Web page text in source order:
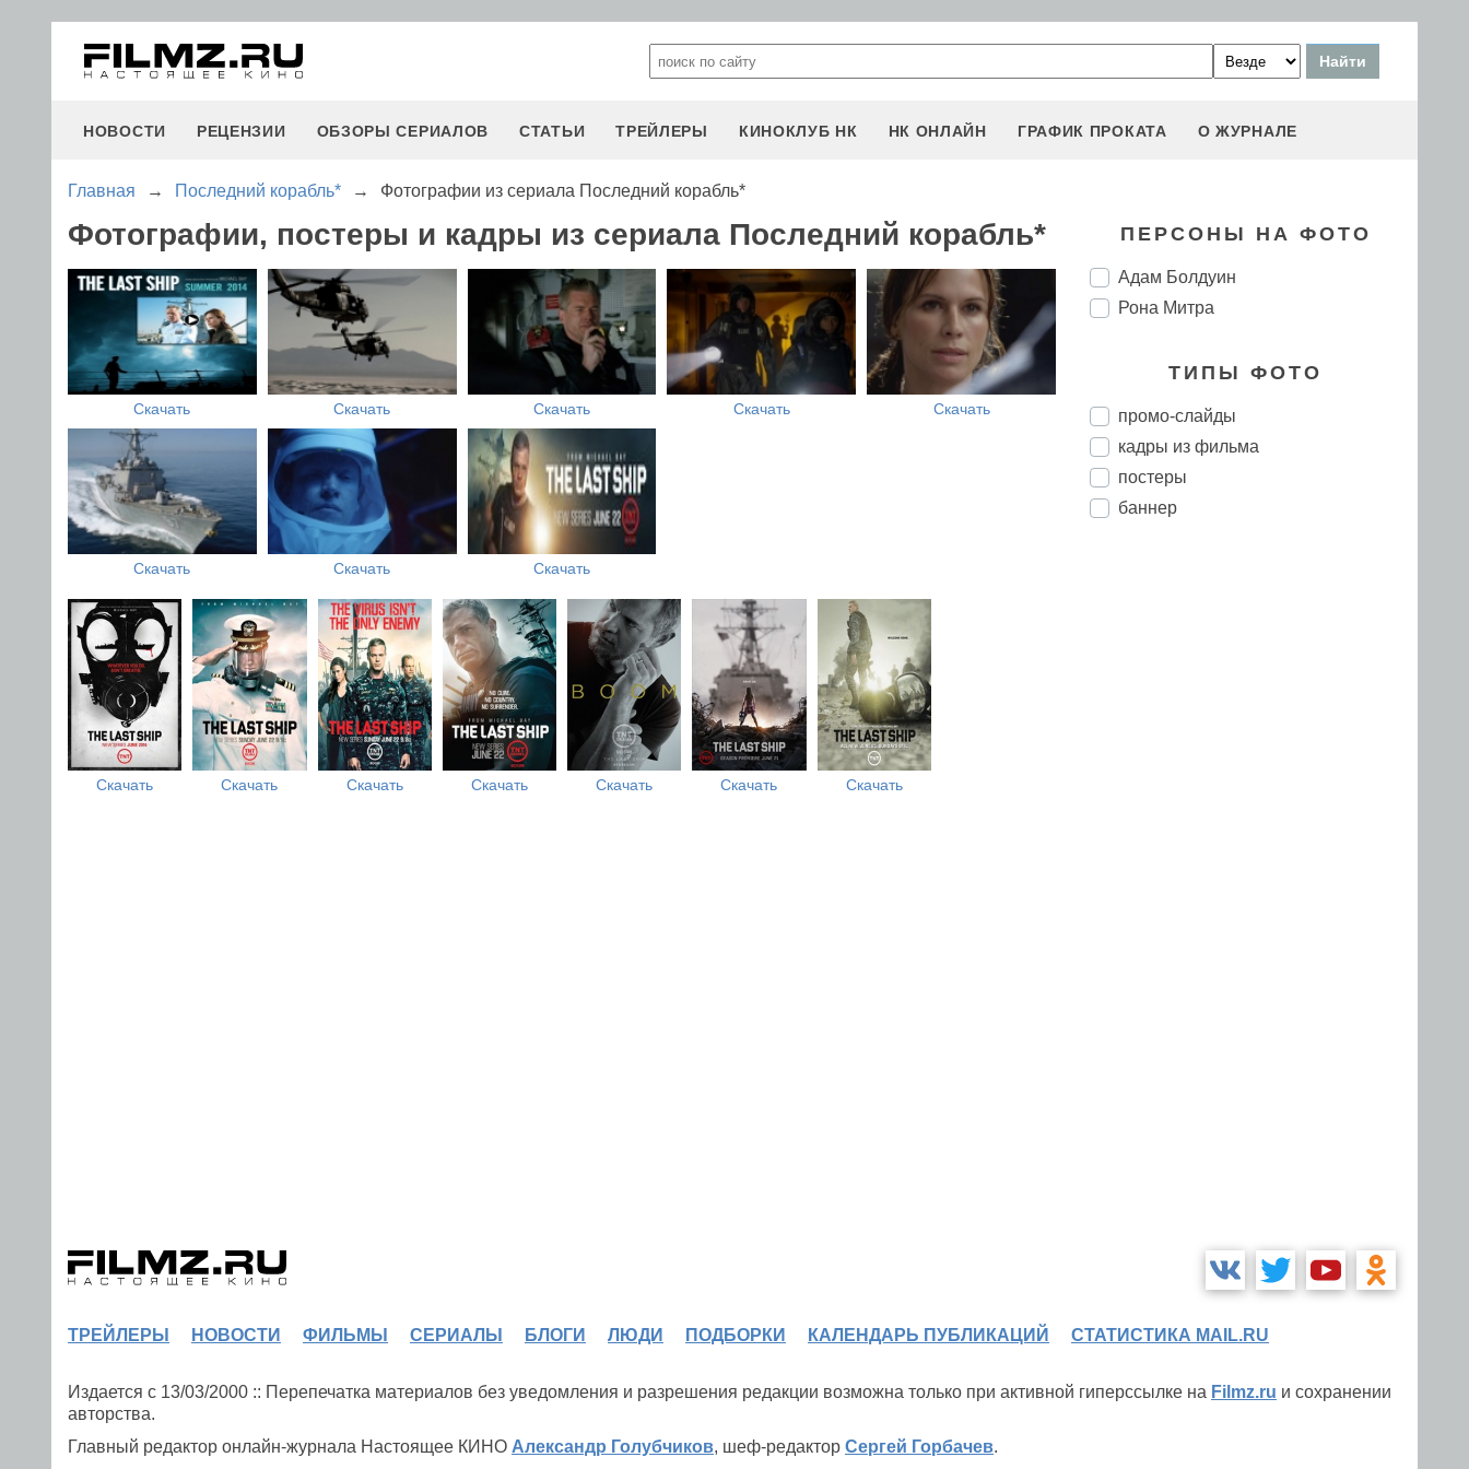
НОВОСТИ РЕЦЕНЗИИ ОБЗОРЫ СЕРИАЛОВ СТАТЬИ ТРЕЙЛЕРЫ КИНОКЛУБ НК НК ОНЛАЙН ГРАФИК ПРОКАТА О ЖУРНАЛЕ
Главная → Последний корабль* → Фотографии из сериала Последний корабль*
Фотографии, постеры и кадры из сериала Последний корабль*
Скачать Скачать Скачать Скачать Скачать
Скачать Скачать Скачать
Скачать Скачать Скачать Скачать Скачать Скачать Скачать
ПЕРСОНЫ НА ФОТО
Адам Болдуин
Рона Митра
ТИПЫ ФОТО
промо-слайды
кадры из фильма
постеры
баннер
ТРЕЙЛЕРЫ НОВОСТИ ФИЛЬМЫ СЕРИАЛЫ БЛОГИ ЛЮДИ ПОДБОРКИ КАЛЕНДАРЬ ПУБЛИКАЦИЙ СТАТИСТИКА MAIL.RU
Издается с 13/03/2000 :: Перепечатка материалов без уведомления и разрешения редакции возможна только при активной гиперссылке на Filmz.ru и сохранении
авторства.
Главный редактор онлайн-журнала Настоящее КИНО Александр Голубчиков, шеф-редактор Сергей Горбачев.